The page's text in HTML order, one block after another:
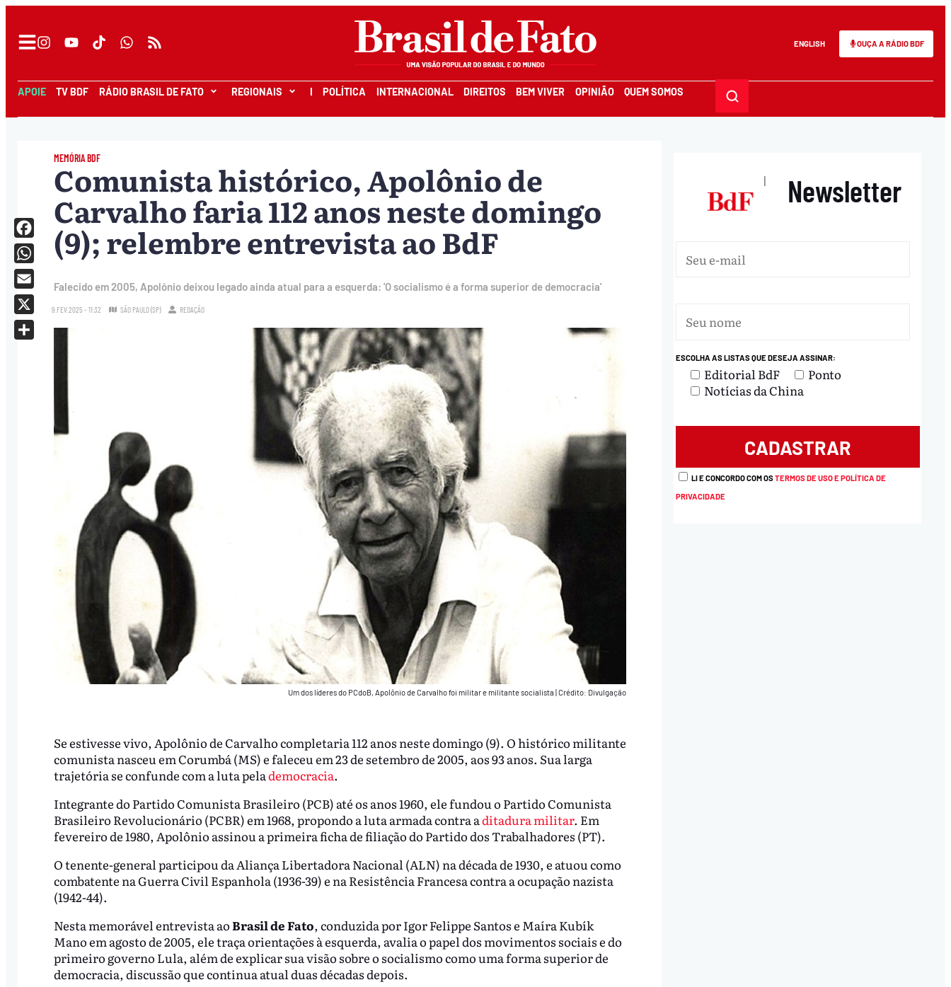
ENGLISH OUÇA A RÁDIO BDF
APOIE TV BDF RÁDIO BRASIL DE FATO REGIONAIS I POLÍTICA INTERNACIONAL DIREITOS BEM VIVER OPINIÃO QUEM SOMOS
MEMÓRIA BDF
Comunista histórico, Apolônio de
Carvalho faria 112 anos neste domingo
(9); relembre entrevista ao BdF
Falecido em 2005, Apolônio deixou legado ainda atual para a esquerda: 'O socialismo é a forma superior de democracia'
9.FEV.2025 - 11:32 SÃO PAULO (SP) REDAÇÃO
Um dos líderes do PCdoB, Apolônio de Carvalho foi militar e militante socialista Crédito: Divulgação
Se estivesse vivo, Apolônio de Carvalho completaria 112 anos neste domingo (9). O histórico militante
comunista nasceu em Corumbá (MS) e faleceu em 23 de setembro de 2005, aos 93 anos. Sua larga
trajetória se confunde com a luta pelademocracia.
Integrante do Partido Comunista Brasileiro (PCB) até os anos 1960, ele fundou o Partido Comunista
Brasileiro Revolucionário (PCBR) em 1968, propondo a luta armada contra aditadura militar. Em
fevereiro de 1980, Apolônio assinou a primeira ficha de filiação do Partido dos Trabalhadores (PT).
O tenente-general participou da Aliança Libertadora Nacional (ALN) na década de 1930, e atuou como
combatente na Guerra Civil Espanhola (1936-39) e na Resistência Francesa contra a ocupação nazista
(1942-44).
Nesta memorável entrevista aoBrasil de Fato, conduzida por Igor Felippe Santos e Maíra Kubík
Mano em agosto de 2005, ele traça orientações à esquerda, avalia o papel dos movimentos sociais e do
primeiro governo Lula, além de explicar sua visão sobre o socialismo como uma forma superior de
democracia, discussão que continua atual duas décadas depois.
Facebook
WhatsApp
Email
X
| Newsletter
ESCOLHA AS LISTAS QUE DESEJA ASSINAR:
Editorial BdF
Ponto
Notícias da China
LI E CONCORDO COM OSTERMOS DE USO E POLÍTICA DE
PRIVACIDADE